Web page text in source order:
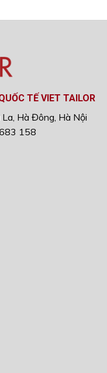
TẾ VIET TAILOR
Hà Đông, Hà Nội
158